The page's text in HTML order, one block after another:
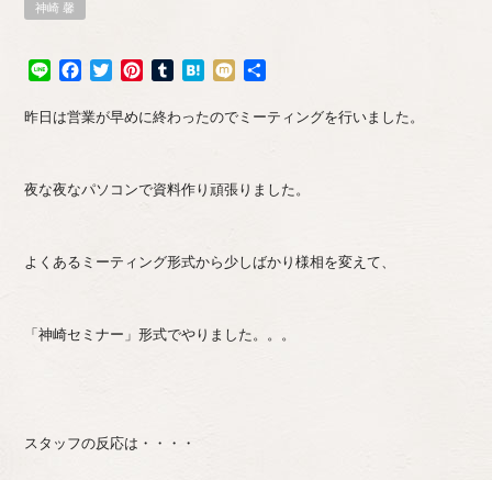
神崎 馨
Line Facebook
TwitterPinterestTumblrHatena
Mixi
昨日は営業が早めに終わったのでミーティングを行いました。
夜な夜なパソコンで資料作り頑張りました。
よくあるミーティング形式から少しばかり様相を変えて、
「神崎セミナー」形式でやりました。。。
スタッフの反応は・・・・